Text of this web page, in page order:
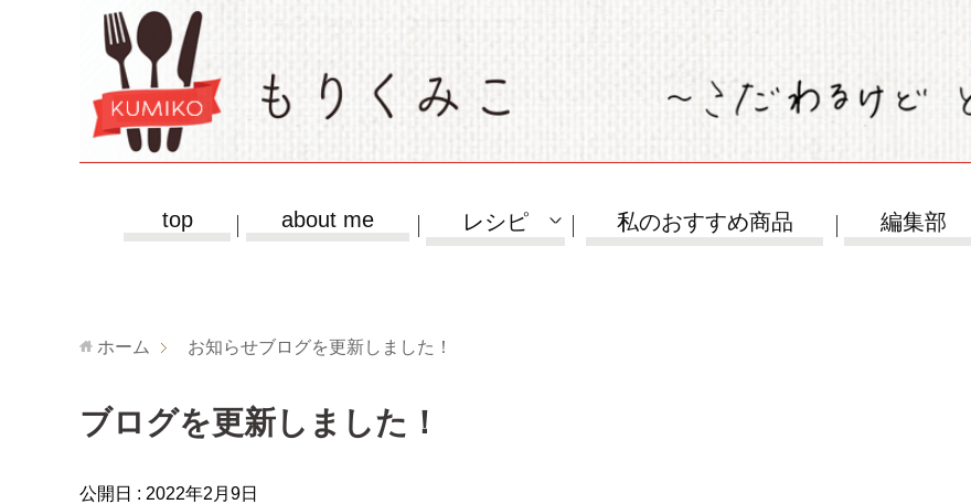
top about me レシピ 私のおすすめ商品 編集部
ホーム お知らせブログを更新しました！
ブログを更新しました！
公開日 : 2022年2月9日